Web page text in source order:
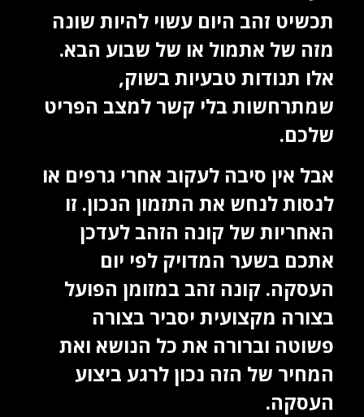
תכשיט זהב היום עשוי להיות שונה
מזה של אתמול או של שבוע הבא.
אלו תנודות טבעיות בשוק,
שמתרחשות בלי קשר למצב הפריט
שלכם.
אבל אין סיבה לעקוב אחרי גרפים או
לנסות לנחש את התזמון הנכון. זו
האחריות של קונה הזהב לעדכן
אתכם בשער המדויק לפי יום
העסקה. קונה זהב במזומן הפועל
בצורה מקצועית יסביר בצורה
פשוטה וברורה את כל הנושא ואת
המחיר של הזה נכון לרגע ביצוע
העסקה.